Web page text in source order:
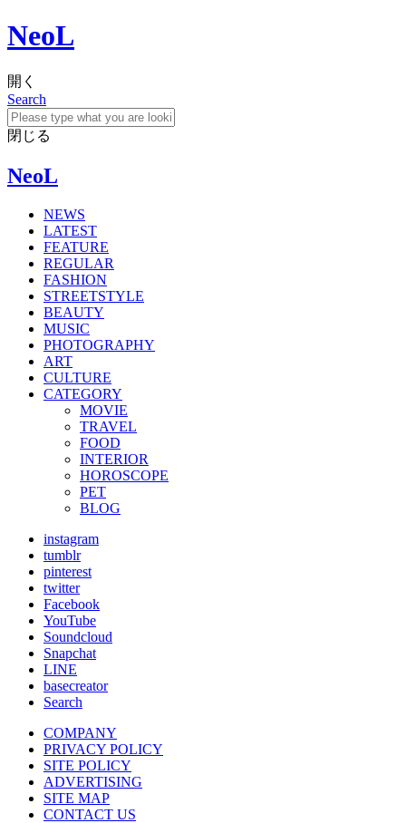
NeoL
開く
Search
閉じる
NeoL
NEWS
LATEST
FEATURE
REGULAR
FASHION
STREETSTYLE
BEAUTY
MUSIC
PHOTOGRAPHY
ART
CULTURE
CATEGORY
MOVIE
TRAVEL
FOOD
INTERIOR
HOROSCOPE
PET
BLOG
instagram
tumblr
pinterest
twitter
Facebook
YouTube
Soundcloud
Snapchat
LINE
basecreator
Search
COMPANY
PRIVACY POLICY
SITE POLICY
ADVERTISING
SITE MAP
CONTACT US